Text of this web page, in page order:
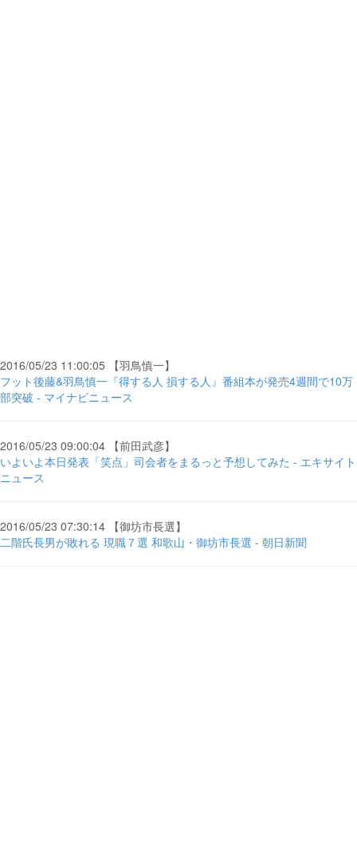
2016/05/23 11:00:05 【羽鳥慎一】
フット後藤&羽鳥慎一『得する人 損する人』番組本が発売4週間で10万
部突破 - マイナビニュース
2016/05/23 09:00:04 【前田武彦】
いよいよ本日発表「笑点」司会者をまるっと予想してみた - エキサイト
ニュース
2016/05/23 07:30:14 【御坊市長選】
二階氏長男が敗れる 現職７選 和歌山・御坊市長選 - 朝日新聞